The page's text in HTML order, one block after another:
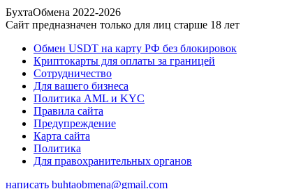
БухтаОбмена 2022-2026
Сайт предназначен только для лиц старше 18 лет
Обмен USDT на карту РФ без блокировок
Криптокарты для оплаты за границей
Сотрудничество
Для вашего бизнеса
Политика AML и KYC
Правила сайта
Предупреждение
Карта сайта
Политика
Для правохранительных органов
написать buhtaobmena@gmail.com